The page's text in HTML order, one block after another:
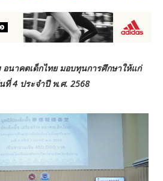
อนาคตเด็กไทย มอบทุนการศึกษาให้แก่
ที่ 4 ประจำปี พ.ศ. 2568